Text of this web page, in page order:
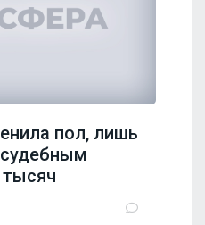
пол, лишь
тысяч